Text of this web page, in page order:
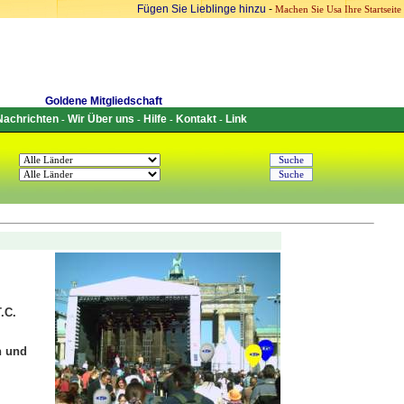
Fügen Sie Lieblinge hinzu - Machen Sie Usa Ihre Startseite
Goldene Mitgliedschaft
- Wir Über uns - Hilfe- Kontakt- Link
und